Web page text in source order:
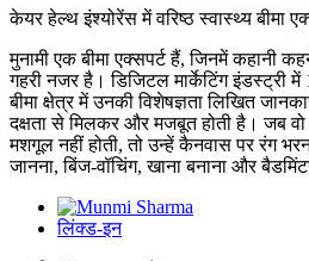
केयर हेल्थ इंश्योरेंस में वरिष्ठ स्वास्थ्य बीमा
मुनामी एक बीमा एक्सपर्ट हैं, जिनमें कहानी
गहरी नजर है। डिजिटल मार्केटिंग
बीमा क्षेत्र में उनकी विशेषज्ञता लिखित
दक्षता से मिलकर और मजबूत होती है। जब
मशगूल नहीं होती, तो उन्हें कैनवास पर रंग
जानना, बिंज-वॉचिंग, खाना बनाना और
लिंक्ड-इन